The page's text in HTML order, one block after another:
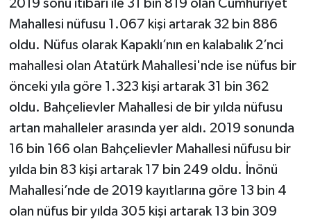
2019 sonu itibari ile 31 bin 819 olan Cumhuriyet
Mahallesi nüfusu 1.067 kişi artarak 32 bin 886
oldu. Nüfus olarak Kapaklı’nın en kalabalık 2’nci
mahallesi olan Atatürk Mahallesi'nde ise nüfus bir
önceki yıla göre 1.323 kişi artarak 31 bin 362
oldu. Bahçelievler Mahallesi de bir yılda nüfusu
artan mahalleler arasında yer aldı. 2019 sonunda
16 bin 166 olan Bahçelievler Mahallesi nüfusu bir
yılda bin 83 kişi artarak 17 bin 249 oldu. İnönü
Mahallesi’nde de 2019 kayıtlarına göre 13 bin 4
olan nüfus bir yılda 305 kişi artarak 13 bin 309